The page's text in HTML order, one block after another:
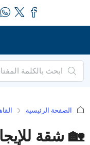
الصفحة الرئيسية
🏡 شقة